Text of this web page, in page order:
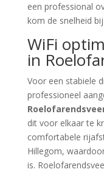
een professional
kom de snelheid
WiFi
in
Voor een stabiele
professioneel
dit voor elkaar te
comfortabele
Hillegom,
is.